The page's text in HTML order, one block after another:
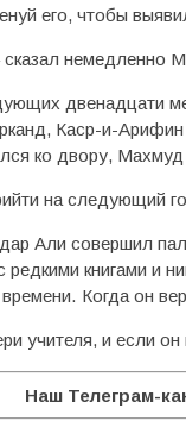
его, чтобы
немедленно
двенадцати
Каср-и-
ко двору, Махмуд
на следующий
Али совершил
редкими книгами и
Когда он
учителя, и если он
Наш Телеграм-